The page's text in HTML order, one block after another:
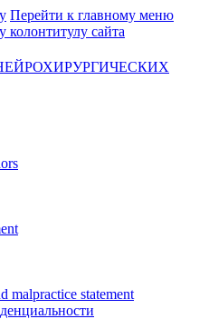
Перейти к главному меню
сайта
malpractice statement